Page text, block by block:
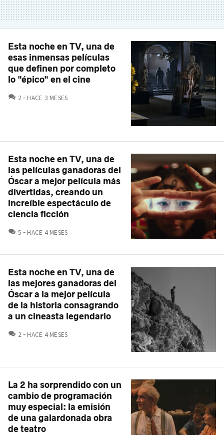
Esta noche en TV, una de
esas inmensas películas
que definen por completo
lo "épico" en el cine
2 COMENTARIOS
HACE 3 MESES
Esta noche en TV, una de
las películas ganadoras del
Óscar a mejor película más
divertidas, creando un
increíble espectáculo de
ciencia ficción
5 COMENTARIOS
HACE 4 MESES
Esta noche en TV, una de
las mejores ganadoras del
Óscar a la mejor película
de la historia consagrando
a un cineasta legendario
2 COMENTARIOS
HACE 4 MESES
La 2 ha sorprendido con un
cambio de programación
muy especial: la emisión
de una galardonada obra
de teatro